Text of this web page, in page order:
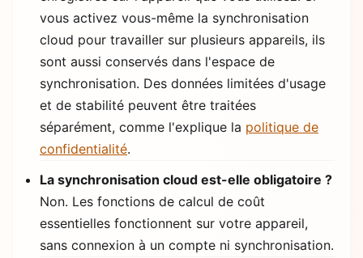
vous activez vous-même la synchronisation
cloud pour travailler sur plusieurs appareils, ils
sont aussi conservés dans l'espace de
synchronisation. Des données limitées d'usage
et de stabilité peuvent être traitées
séparément, comme l'explique la politique de
confidentialité.
La synchronisation cloud est-elle obligatoire ?
Non. Les fonctions de calcul de coût
essentielles fonctionnent sur votre appareil,
sans connexion à un compte ni synchronisation.